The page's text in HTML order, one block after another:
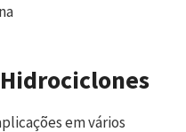
em vários